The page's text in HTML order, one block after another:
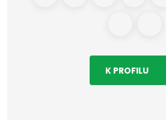
K PROFILU